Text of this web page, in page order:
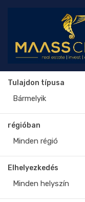
Tulajdon típusa
Bármelyik
régióban
Minden régió
Elhelyezkedés
Minden helyszín